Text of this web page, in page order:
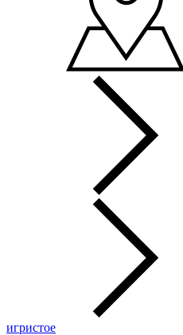
игристое